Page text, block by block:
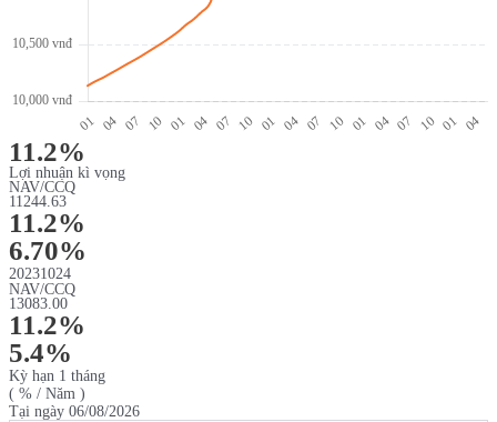
11.2%
Lợi nhuận kì vọng
NAV/CCQ
11244.63
11.2%
6.70%
20231024
NAV/CCQ
13083.00
11.2%
5.4%
Kỳ hạn 1 tháng
( % / Năm )
Tại ngày 06/08/2026